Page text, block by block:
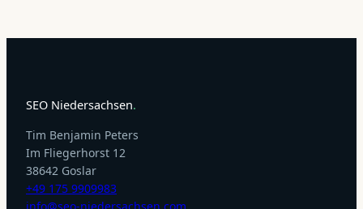
SEO Niedersachsen.
Tim Benjamin Peters
Im Fliegerhorst 12
38642 Goslar
+49 175 9909983
info@seo-niedersachsen.com